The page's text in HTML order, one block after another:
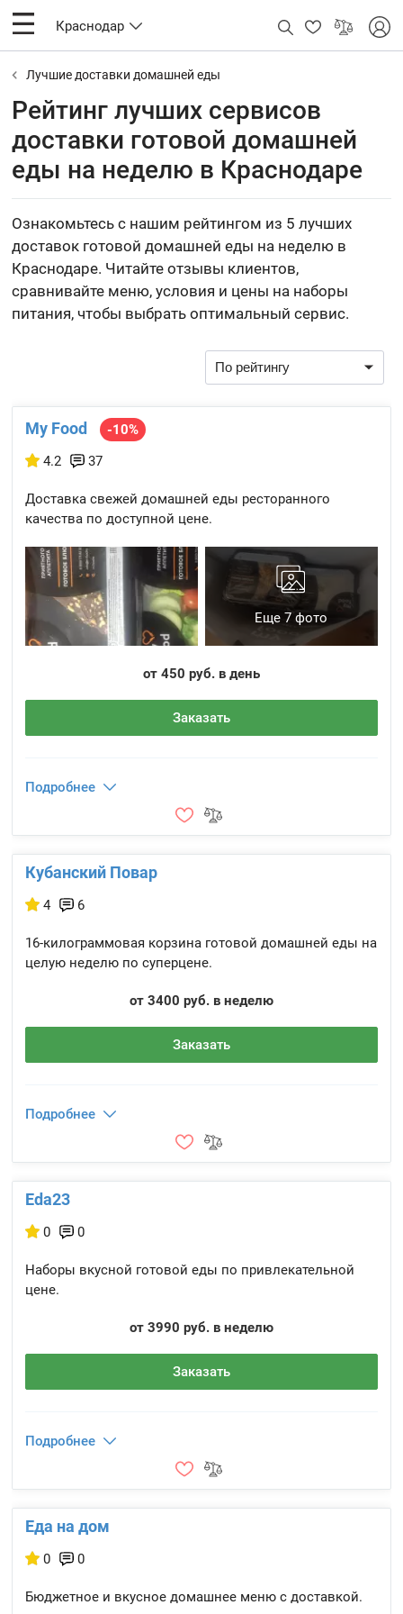
Краснодар
Лучшие доставки домашней еды
Рейтинг лучших сервисов
доставки готовой домашней
еды на неделю в Краснодаре
Ознакомьтесь с нашим рейтингом из 5 лучших
доставок готовой домашней еды на неделю в
Краснодаре. Читайте отзывы клиентов,
сравнивайте меню, условия и цены на наборы
питания, чтобы выбрать оптимальный сервис.
My Food
-10%
4.2
37
Доставка свежей домашней еды ресторанного
качества по доступной цене.
Еще 7 фото
от 450 руб. в день
Заказать
Подробнее
Кубанский Повар
4 6
16-килограммовая корзина готовой домашней еды на
целую неделю по суперцене.
от 3400 руб. в неделю
Заказать
Подробнее
Eda23
0 0
Наборы вкусной готовой еды по привлекательной
цене.
от 3990 руб. в неделю
Заказать
Подробнее
Еда на дом
0 0
Бюджетное и вкусное домашнее меню с доставкой.